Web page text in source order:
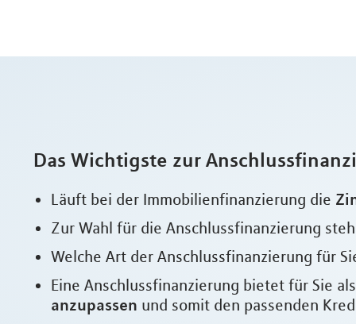
Das Wichtigste zur
Läuft bei der Immobilienfinanzierung die
Zur Wahl für die Anschlussfinanzierung
Welche Art der Anschlussfinanzierung für
Eine Anschlussfinanzierung bietet für Sie
anzupassen und somit den passenden